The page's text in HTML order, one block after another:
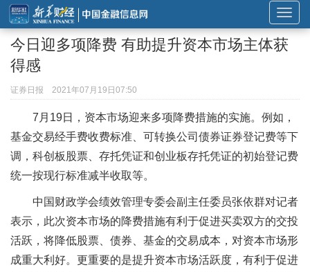
展
开
或
导
航
今日迎多项降费 有助提升资本市场主体获
得感
证券日报 2021年07月19日07:50
7月19日，资本市场迎来多项降费措施的实施。例如，
基金交易经手费收费标准、可转换公司债券证券登记费等下
调，科创板股票、存托凭证和创业板存托凭证的初始登记费
统一按现行标准减半收取等。
中国财政学会绩效管理专委会副主任委员张依群对记者
表示，此次资本市场的降费措施有利于促进买卖双方的交投
活跃，将降低股票、债券、基金的交易成本，对资本市场形
成重大利好。更重要的是提升资本市场活跃度，有利于促进